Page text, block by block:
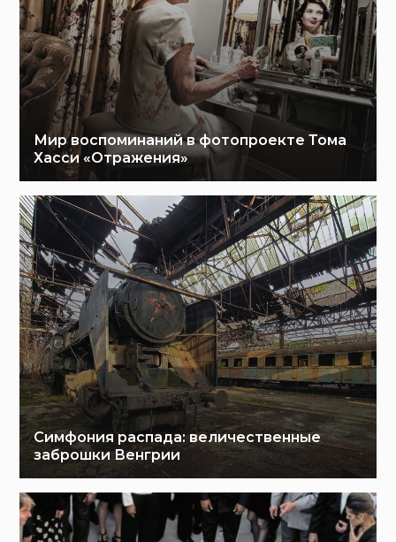
Мир воспоминаний в фотопроекте Тома
Хасси «Отражения»
Симфония распада: величественные
заброшки Венгрии